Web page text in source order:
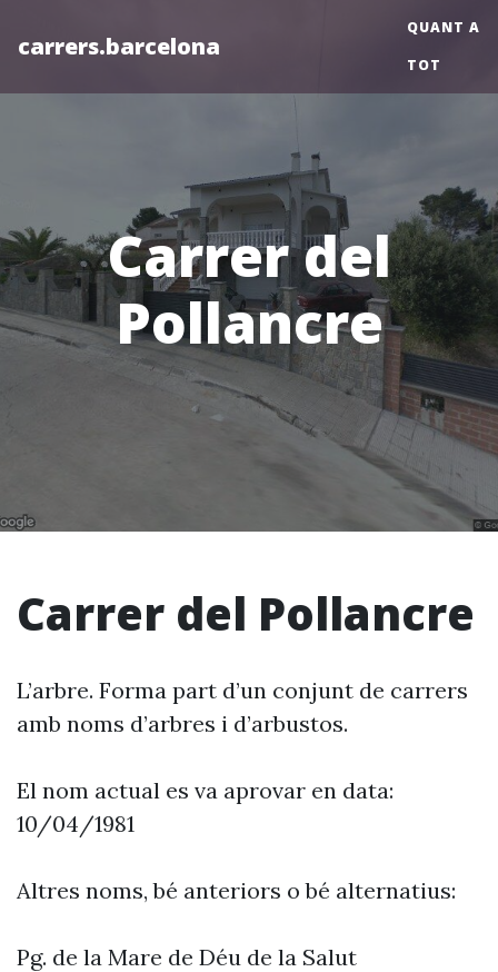
carrers.barcelona
QUANT A
TOT
Carrer del
Pollancre
Carrer del Pollancre
L’arbre. Forma part d’un conjunt de carrers
amb noms d’arbres i d’arbustos.
El nom actual es va aprovar en data:
10/04/1981
Altres noms, bé anteriors o bé alternatius:
Pg. de la Mare de Déu de la Salut